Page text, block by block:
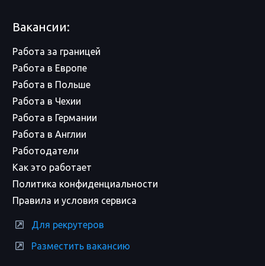
Вакансии:
Работа за границей
Работа в Европе
Работа в Польше
Работа в Чехии
Работа в Германии
Работа в Англии
Работодатели
Как это работает
Политика конфиденциальности
Правила и условия сервиса
Для рекрутеров
Разместить вакансию